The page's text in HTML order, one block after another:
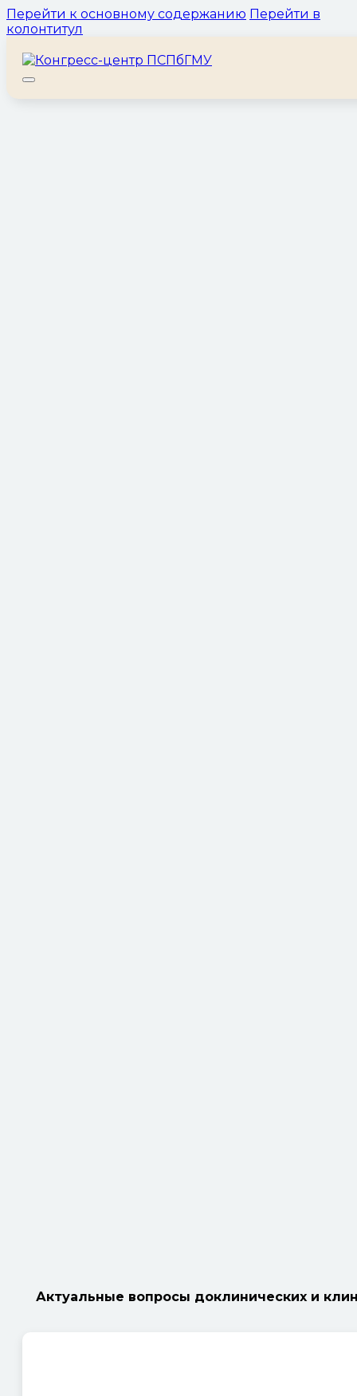
Перейти к основному содержанию Перейти в
колонтитул
Актуальные вопросы доклинических и